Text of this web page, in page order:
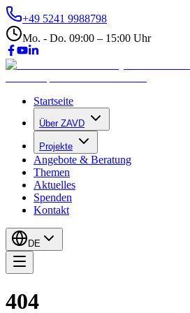
+49 5241 9988798
Mo. - Do. 09:00 – 15:00 Uhr
Startseite
Über ZAVD
Projekte
Angebote & Beratung
Themen
Aktuelles
Spenden
Kontakt
DE
404